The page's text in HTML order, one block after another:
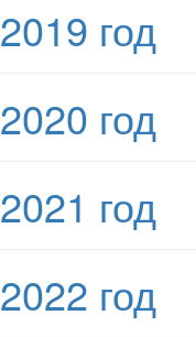
2019 год
2020 год
2021 год
2022 год